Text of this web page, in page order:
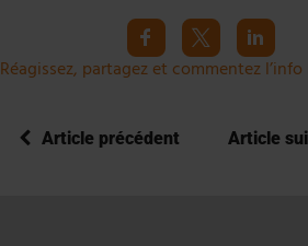
Réagissez, partagez et commentez l’info
Article précédent Article